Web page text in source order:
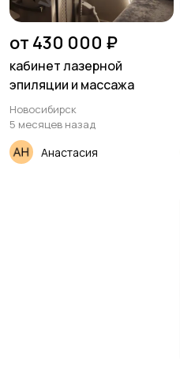
от 430 000 ₽
кабинет лазерной
эпиляции и массажа
Новосибирск
5 месяцев назад
Анастасия